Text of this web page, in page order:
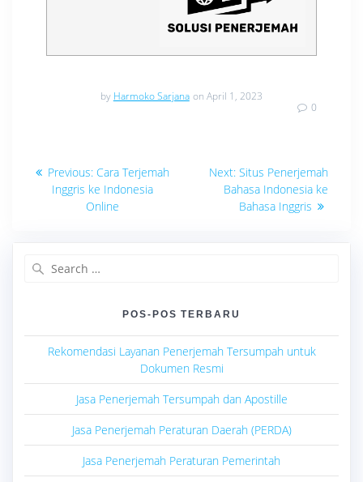
by Harmoko Sarjana on April 1, 2023
0
Navigasi
pos
Previous: Previous
post:
Cara Terjemah
Inggris ke Indonesia
Online
Next: Next
post:
Situs Penerjemah
Bahasa Indonesia ke
Bahasa Inggris
POS-POS TERBARU
Rekomendasi Layanan Penerjemah Tersumpah untuk
Dokumen Resmi
Jasa Penerjemah Tersumpah dan Apostille
Jasa Penerjemah Peraturan Daerah (PERDA)
Jasa Penerjemah Peraturan Pemerintah